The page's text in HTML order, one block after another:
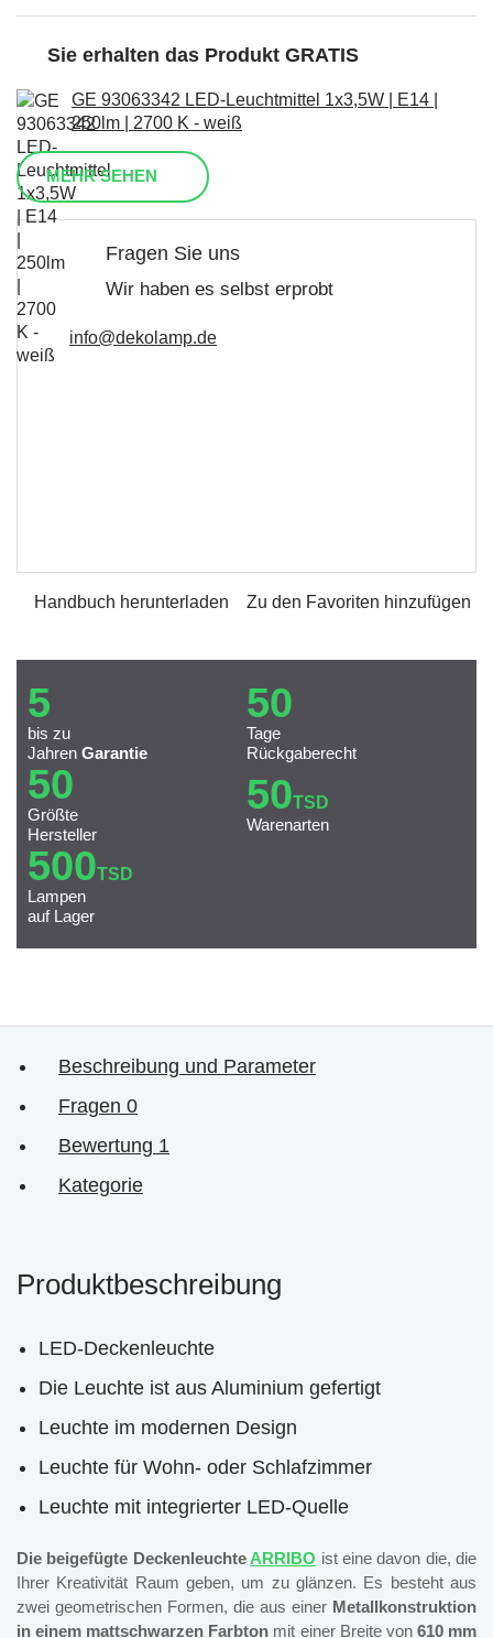
Sie erhalten das Produkt GRATIS
GE 93063342 LED-Leuchtmittel 1x3,5W | E14 |
250lm | 2700 K - weiß
MEHR SEHEN
Fragen Sie uns
Wir haben es selbst erprobt
info@dekolamp.de
Handbuch herunterladen Zu den Favoriten hinzufügen
5
bis zu
Jahren Garantie
50
Tage
Rückgaberecht
50
Größte
Hersteller
50TSD
Warenarten
500TSD
Lampen
auf Lager
Beschreibung und Parameter
Fragen 0
Bewertung 1
Kategorie
Produktbeschreibung
LED-Deckenleuchte
Die Leuchte ist aus Aluminium gefertigt
Leuchte im modernen Design
Leuchte für Wohn- oder Schlafzimmer
Leuchte mit integrierter LED-Quelle
Die beigefügte Deckenleuchte ARRIBO ist eine davon die, die
Ihrer Kreativität Raum geben, um zu glänzen. Es besteht aus
zwei geometrischen Formen, die aus einer Metallkonstruktion
in einem mattschwarzen Farbton mit einer Breite von 610 mm